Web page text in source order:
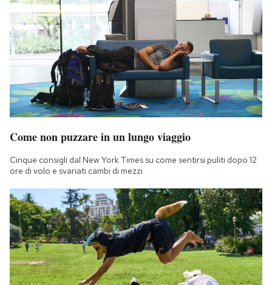
Come non puzzare in un lungo viaggio
Cinque consigli dal New York Times su come sentirsi puliti dopo 12
ore di volo e svariati cambi di mezzi